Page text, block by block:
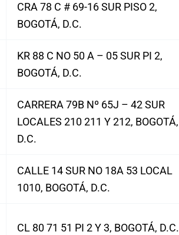
CRA 78 C # 69-16 SUR PISO 2,
BOGOTÁ, D.C.
KR 88 C NO 50 A – 05 SUR PI 2,
BOGOTÁ, D.C.
CARRERA 79B Nº 65J – 42 SUR
LOCALES 210 211 Y 212, BOGOTÁ,
D.C.
CALLE 14 SUR NO 18A 53 LOCAL
1010, BOGOTÁ, D.C.
CL 80 71 51 PI 2 Y 3, BOGOTÁ, D.C.